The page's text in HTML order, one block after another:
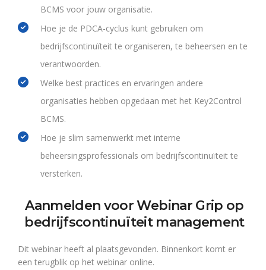
BCMS voor jouw organisatie.
Hoe je de PDCA-cyclus kunt gebruiken om
bedrijfscontinuïteit te organiseren, te beheersen en te
verantwoorden.
Welke best practices en ervaringen andere
organisaties hebben opgedaan met het Key2Control
BCMS.
Hoe je slim samenwerkt met interne
beheersingsprofessionals om bedrijfscontinuïteit te
versterken.
Aanmelden voor Webinar Grip op
bedrijfscontinuïteit management
Dit webinar heeft al plaatsgevonden. Binnenkort komt er
een terugblik op het webinar online.